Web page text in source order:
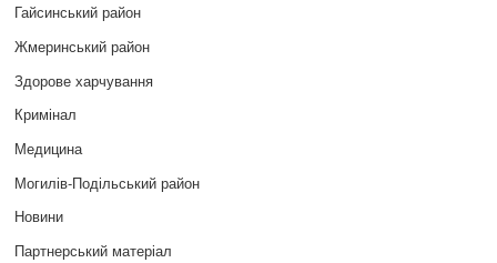
Гайсинський район
Жмеринський район
Здорове харчування
Кримінал
Медицина
Могилів-Подільський район
Новини
Партнерський матеріал